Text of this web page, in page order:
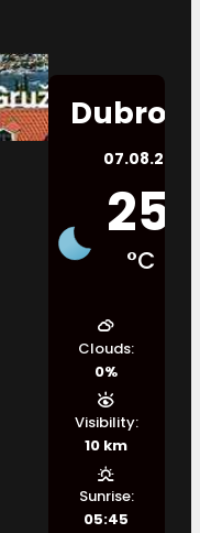
07.08.2026.
25
°C
Clouds:
0%
Visibility:
10 km
Sunrise:
05:45